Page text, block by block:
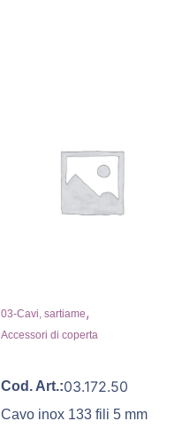
03-Cavi, sartiame,
Accessori di coperta
Cod. Art.:03.172.50
Cavo inox 133 fili 5 mm